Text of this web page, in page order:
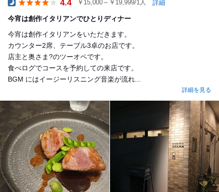
4.4 ￥15,000～￥19,999/1人 詳細
今宵は創作イタリアンでひとりディナー
今宵は創作イタリアンをいただきます。
カウンター2席、テーブル3卓のお店です。
店主と奥さま?のツーオペです。
食べログでコースを予約しての来店です。
BGM にはイージーリスニング音楽が流れ...
詳細を見る